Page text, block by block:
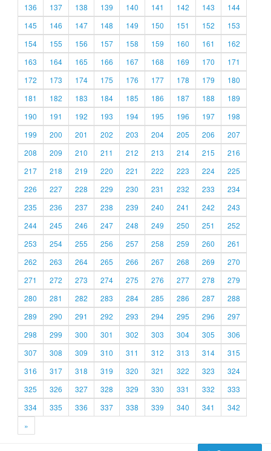
136
137 138 139 140 141 142 143
144
145
146 147 148 149 150 151 152
153
154
155 156 157 158 159 160 161
162
163
164 165 166 167 168 169 170
171
172
173 174 175 176 177 178 179
180
181
182 183 184 185 186 187 188
189
190
191 192 193 194 195 196 197
198
199
200 201 202 203 204 205 206
207
208
209 210 211 212 213 214 215
216
217
218 219 220 221 222 223 224
225
226
227 228 229 230 231 232 233
234
235
236 237 238 239 240 241 242
243
244
245 246 247 248 249 250 251
252
253
254 255 256 257 258 259 260
261
262
263 264 265 266 267 268 269
270
271
272 273 274 275 276 277 278
279
280
281 282 283 284 285 286 287
288
289
290 291 292 293 294 295 296
297
298
299 300 301 302 303 304 305
306
307
308 309 310 311 312 313 314
315
316
317 318 319 320 321 322 323
324
325
326 327 328 329 330 331 332
333
334
335 336 337 338 339 340 341
342
»